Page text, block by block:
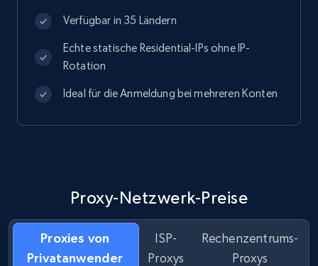
Verfügbar in 35 Ländern
Echte statische Residential-IPs ohne IP-
Rotation
Ideal für die Anmeldung bei mehreren Konten
Proxy-Netzwerk-Preise
Proxies von
Privatanwender
ISP-
Proxys
Rechenzentrums-
Proxys